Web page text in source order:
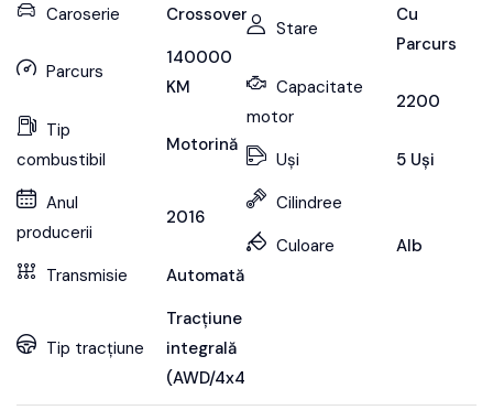
Caroserie Crossover
Parcurs
140000
KM
Tip
combustibil
Motorină
Anul
producerii
2016
Transmisie Automată
Tip tracțiune
Tracțiune
integrală
(AWD/4x4)
Stare
Cu
Parcurs
Capacitate
motor
2200
Uși
5 Uși
Cilindree
Culoare
Alb